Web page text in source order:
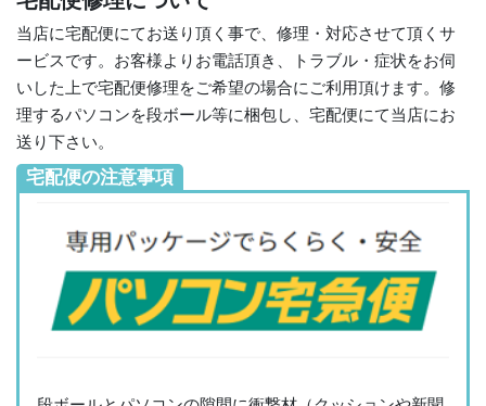
当店に宅配便にてお送り頂く事で、修理・対応させて頂くサ
ービスです。お客様よりお電話頂き、トラブル・症状をお伺
いした上で宅配便修理をご希望の場合にご利用頂けます。修
理するパソコンを段ボール等に梱包し、宅配便にて当店にお
送り下さい。
宅配便の注意事項